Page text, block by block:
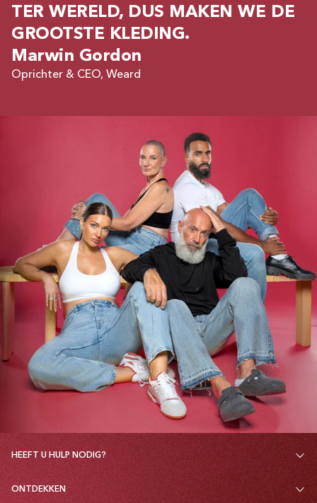
TER WERELD, DUS MAKEN WE DE
GROOTSTE KLEDING.
Marwin Gordon
Oprichter & CEO, Weard
HEEFT U HULP NODIG?
ONTDEKKEN